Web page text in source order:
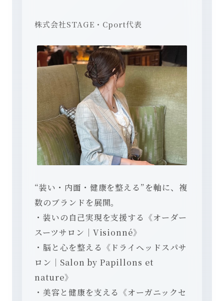
株式会社STAGE・Cport代表
“装い・内面・健康を整える”を軸に、複
数のブランドを展開。
・装いの自己実現を支援する《オーダー
スーツサロン｜Visionné》
・脳と心を整える《ドライヘッドスパサ
ロン｜Salon by Papillons et
nature》
・美容と健康を支える《オーガニックセ